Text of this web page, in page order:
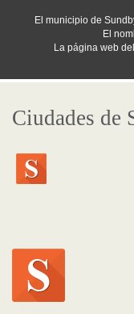
El municipio de
El
La página web
Ciudades de